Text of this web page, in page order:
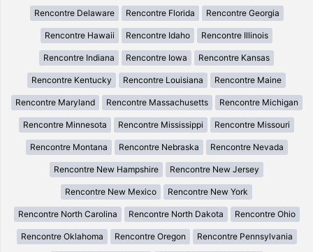
Rencontre Delaware Rencontre Florida Rencontre Georgia
Rencontre Hawaii Rencontre Idaho Rencontre Illinois
Rencontre Indiana Rencontre Iowa Rencontre Kansas
Rencontre Kentucky Rencontre Louisiana Rencontre Maine
Rencontre Maryland Rencontre Massachusetts Rencontre Michigan
Rencontre Minnesota Rencontre Mississippi Rencontre Missouri
Rencontre Montana Rencontre Nebraska Rencontre Nevada
Rencontre New Hampshire Rencontre New Jersey
Rencontre New Mexico Rencontre New York
Rencontre North Carolina Rencontre North Dakota Rencontre Ohio
Rencontre Oklahoma Rencontre Oregon Rencontre Pennsylvania